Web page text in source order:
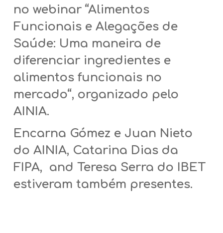
no webinar “Alimentos
Funcionais e Alegações de
Saúde: Uma maneira de
diferenciar ingredientes e
alimentos funcionais no
mercado“, organizado pelo
AINIA.
Encarna Gómez e Juan Nieto
do AINIA, Catarina Dias da
FIPA, and Teresa Serra do IBET
estiveram também presentes.